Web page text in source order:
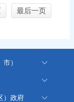
最后一页
）
）政府